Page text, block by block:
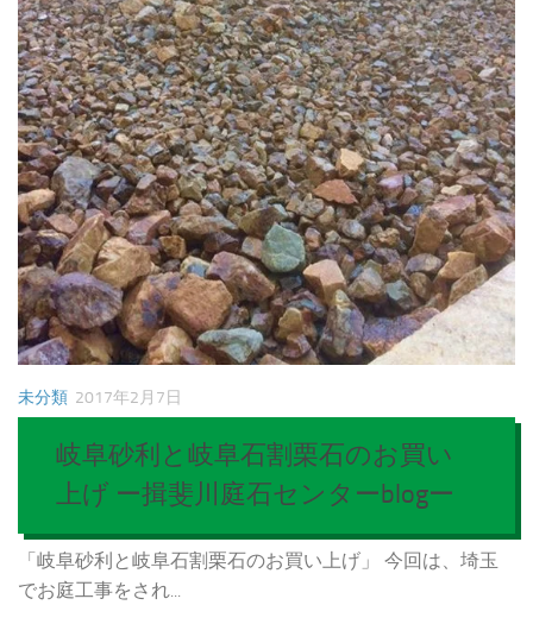
未分類 2017年2月7日
岐阜砂利と岐阜石割栗石のお買い
上げ ー揖斐川庭石センターblogー
「岐阜砂利と岐阜石割栗石のお買い上げ」 今回は、埼玉
でお庭工事をされ...